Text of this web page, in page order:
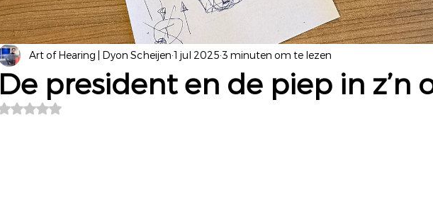
De president en de piep in z’n
Art of Hearing | Dyon Scheijen 1 jul 2025 3 minuten om te lezen
Beoordeeld met NaN uit 5 sterren.